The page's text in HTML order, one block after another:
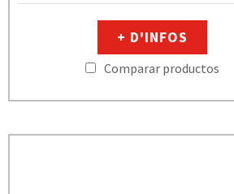
+ D'INFOS
Comparar productos